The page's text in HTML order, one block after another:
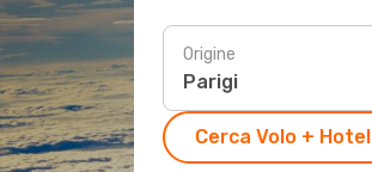
Origine
Cerca Volo + Hotel